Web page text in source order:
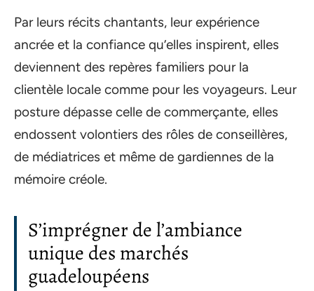
Par leurs récits chantants, leur expérience
ancrée et la confiance qu’elles inspirent, elles
deviennent des repères familiers pour la
clientèle locale comme pour les voyageurs. Leur
posture dépasse celle de commerçante, elles
endossent volontiers des rôles de conseillères,
de médiatrices et même de gardiennes de la
mémoire créole.
S’imprégner de l’ambiance
unique des marchés
guadeloupéens